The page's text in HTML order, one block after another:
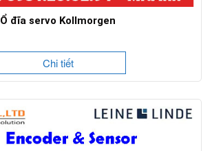
Ổ đĩa servo Kollmorgen
Chi tiết